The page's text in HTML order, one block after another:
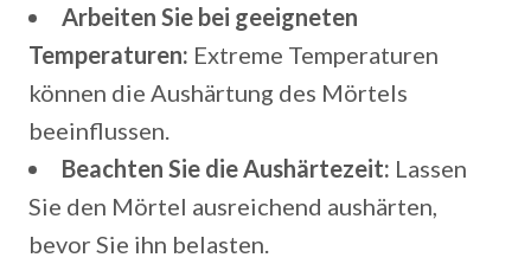
Arbeiten Sie bei geeigneten
Temperaturen: Extreme Temperaturen
können die Aushärtung des Mörtels
beeinflussen.
Beachten Sie die Aushärtezeit: Lassen
Sie den Mörtel ausreichend aushärten,
bevor Sie ihn belasten.